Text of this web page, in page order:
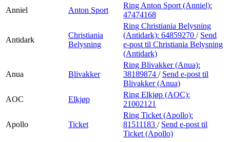
Anniel
Anton Sport
Ring Anton Sport (Anniel):
47474168
Antidark
Christiania
Belysning
Ring Christiania Belysning
(Antidark): 64859270 / Send
e-post til Christiania Belysning
(Antidark)
Anua Blivakker
Ring Blivakker (Anua):
38189874 / Send e-post til
Blivakker (Anua)
AOC
Elkjøp
Ring Elkjøp (AOC):
21002121
Apollo Ticket
Ring Ticket (Apollo):
81511183 / Send e-post til
Ticket (Apollo)